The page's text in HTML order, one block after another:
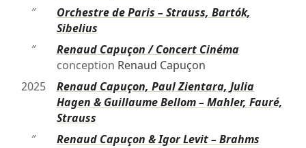
″
Orchestre de Paris – Strauss, Bartók,
Sibelius
″
Renaud Capuçon / Concert Cinéma
conception Renaud Capuçon
2025
Renaud Capuçon, Paul Zientara, Julia
Hagen & Guillaume Bellom – Mahler, Fauré,
Strauss
″
Renaud Capuçon & Igor Levit – Brahms